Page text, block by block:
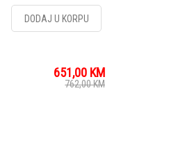
DODAJ U KORPU
651,00 KM
762,00KM